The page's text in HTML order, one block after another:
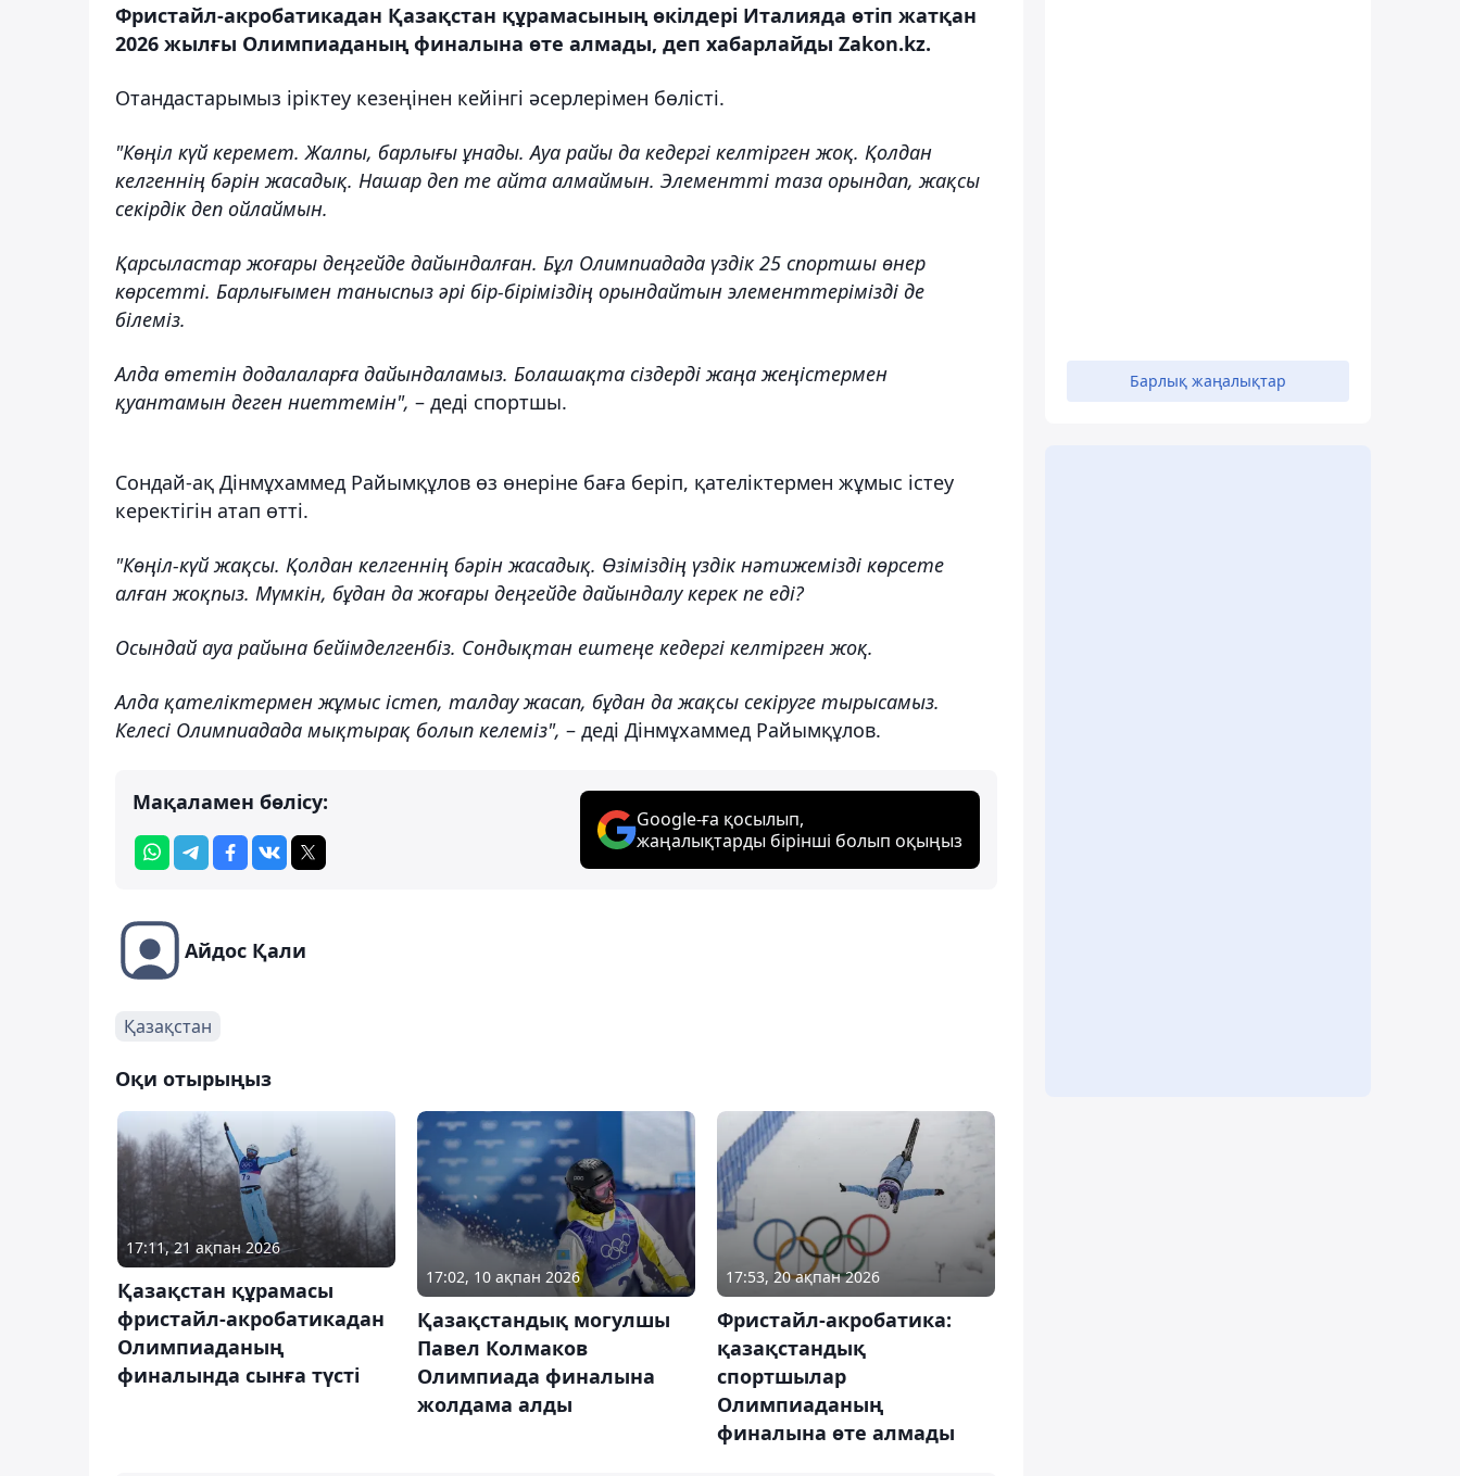
Фристайл-акробатикадан Қазақстан құрамасының өкілдері Италияда өтіп жатқан
2026 жылғы Олимпиаданың финалына өте алмады, деп хабарлайды Zakon.kz.
Отандастарымыз іріктеу кезеңінен кейінгі әсерлерімен бөлісті.
"Көңіл күй керемет. Жалпы, барлығы ұнады. Ауа райы да кедергі келтірген жоқ. Қолдан
келгеннің бәрін жасадық. Нашар деп те айта алмаймын. Элементті таза орындап, жақсы
секірдік деп ойлаймын.
Қарсыластар жоғары деңгейде дайындалған. Бұл Олимпиадада үздік 25 спортшы өнер
көрсетті. Барлығымен таныспыз әрі бір-біріміздің орындайтын элементтерімізді де
білеміз.
Алда өтетін додалаларға дайындаламыз. Болашақта сіздерді жаңа жеңістермен
қуантамын деген ниеттемін", – деді спортшы.
Сондай-ақ Дінмұхаммед Райымқұлов өз өнеріне баға беріп, қателіктермен жұмыс істеу
керектігін атап өтті.
"Көңіл-күй жақсы. Қолдан келгеннің бәрін жасадық. Өзіміздің үздік нәтижемізді көрсете
алған жоқпыз. Мүмкін, бұдан да жоғары деңгейде дайындалу керек пе еді?
Осындай ауа райына бейімделгенбіз. Сондықтан ештеңе кедергі келтірген жоқ.
Алда қателіктермен жұмыс істеп, талдау жасап, бұдан да жақсы секіруге тырысамыз.
Келесі Олимпиадада мықтырақ болып келеміз", – деді Дінмұхаммед Райымқұлов.
Мақаламен бөлісу:
Google-ға қосылып,
жаңалықтарды бірінші болып оқыңыз
Айдос Қали
Қазақстан
Оқи отырыңыз
17:11, 21 ақпан 2026
Қазақстан құрамасы
фристайл-акробатикадан
Олимпиаданың
финалында сынға түсті
17:02, 10 ақпан 2026
Қазақстандық могулшы
Павел Колмаков
Олимпиада финалына
жолдама алды
17:53, 20 ақпан 2026
Фристайл-акробатика:
қазақстандық
спортшылар
Олимпиаданың
финалына өте алмады
Барлық жаңалықтар